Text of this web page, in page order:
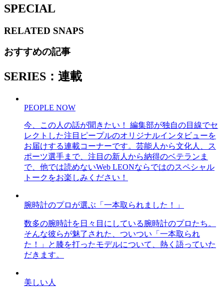
SPECIAL
RELATED SNAPS
おすすめの記事
SERIES：連載
PEOPLE NOW
今、この人の話が聞きたい！ 編集部が独自の目線でセ
レクトした注目ピープルのオリジナルインタビューを
お届けする連載コーナーです。芸能人から文化人、ス
ポーツ選手まで、注目の新人から納得のベテランま
で、他では読めないWeb LEONならではのスペシャル
トークをお楽しみください！
腕時計のプロが選ぶ「一本取られました！」
数多の腕時計を日々目にしている腕時計のプロたち。
そんな彼らが魅了された、ついつい「一本取られ
た！」と膝を打ったモデルについて、熱く語っていた
だきます。
美しい人